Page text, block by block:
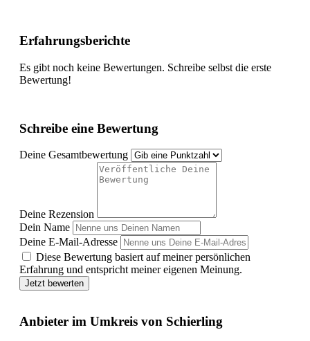
Erfahrungsberichte
Es gibt noch keine Bewertungen. Schreibe selbst die erste
Bewertung!
Schreibe eine Bewertung
Deine Gesamtbewertung
Deine Rezension
Dein Name
Deine E-Mail-Adresse
Diese Bewertung basiert auf meiner persönlichen
Erfahrung und entspricht meiner eigenen Meinung.
Jetzt bewerten
Anbieter im Umkreis von Schierling